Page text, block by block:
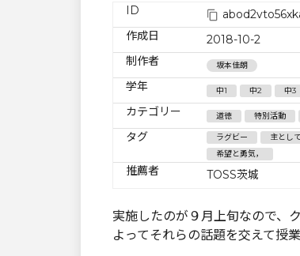
ID
作成日
2018-10-2
制作者
坂本佳朗
学年 中1 中2 中3
カテゴリー 道徳 特別活動
タグ ラグビー 主とし
希望と勇気，
推薦者 TOSS茨城
実施したのが９月上旬なので、
よってそれらの話題を交えて授業